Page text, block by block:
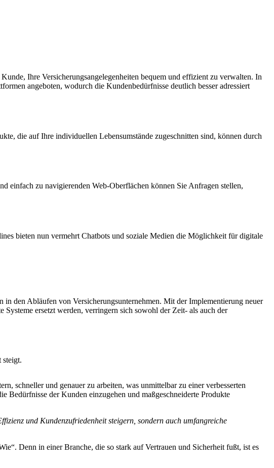
Ihre Versicherungsangelegenheiten bequem und effizient zu verwalten. In
angeboten, wodurch die Kundenbedürfnisse deutlich besser adressiert
die auf Ihre individuellen Lebensumstände zugeschnitten sind, können durch
einfach zu navigierenden Web-Oberflächen können Sie Anfragen stellen,
bieten nun vermehrt Chatbots und soziale Medien die Möglichkeit für digitale
den Abläufen von Versicherungsunternehmen. Mit der Implementierung neuer
ersetzt werden, verringern sich sowohl der Zeit- als auch der
steigt.
schneller und genauer zu arbeiten, was unmittelbar zu einer verbesserten
Bedürfnisse der Kunden einzugehen und maßgeschneiderte Produkte
und Kundenzufriedenheit steigern, sondern auch umfangreiche
Denn in einer Branche, die so stark auf Vertrauen und Sicherheit fußt, ist es